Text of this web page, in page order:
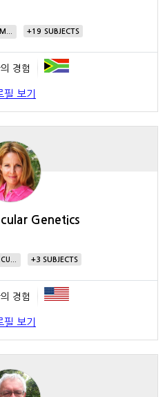
19
경험
필 보기
Genetics
3
경험
필 보기